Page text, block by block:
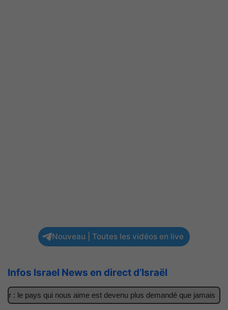
Nouveau | Toutes les vidéos en live
Infos Israel News en direct d’Israël
le pays qui nous aime est devenu plus demandé que jamais